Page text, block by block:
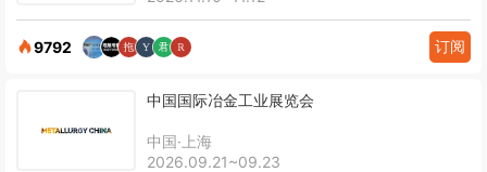
9792 订阅
中国国际冶金工业展览会
中国·上海
2026.09.21~09.23